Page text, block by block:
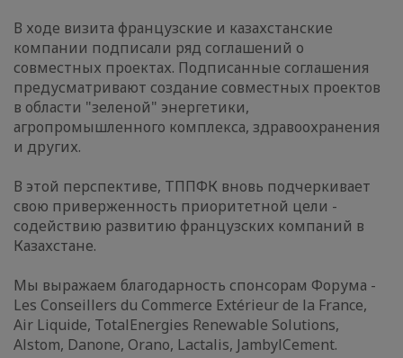
В ходе визита французские и казахстанские
компании подписали ряд соглашений о
совместных проектах. Подписанные соглашения
предусматривают создание совместных проектов
в области "зеленой" энергетики,
агропромышленного комплекса, здравоохранения
и других.
В этой перспективе, ТППФК вновь подчеркивает
свою приверженность приоритетной цели -
содействию развитию французских компаний в
Казахстане.
Мы выражаем благодарность спонсорам Форума -
Les Conseillers du Commerce Extérieur de la France,
Air Liquide, TotalEnergies Renewable Solutions,
Alstom, Danone, Orano, Lactalis, JambylCement.